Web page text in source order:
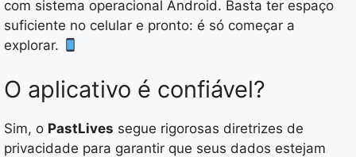
com sistema operacional Android. Basta ter espaço
suficiente no celular e pronto: é só começar a
explorar.
O aplicativo é confiável?
Sim, o PastLives segue rigorosas diretrizes de
privacidade para garantir que seus dados estejam